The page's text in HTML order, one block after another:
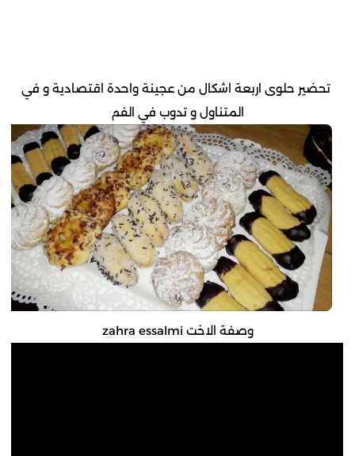
تحضير حلوى اربعة اشكال من عجينة واحدة اقتصادية و في
المتناول و تدوب في الفم
وصفة الاخت zahra essalmi